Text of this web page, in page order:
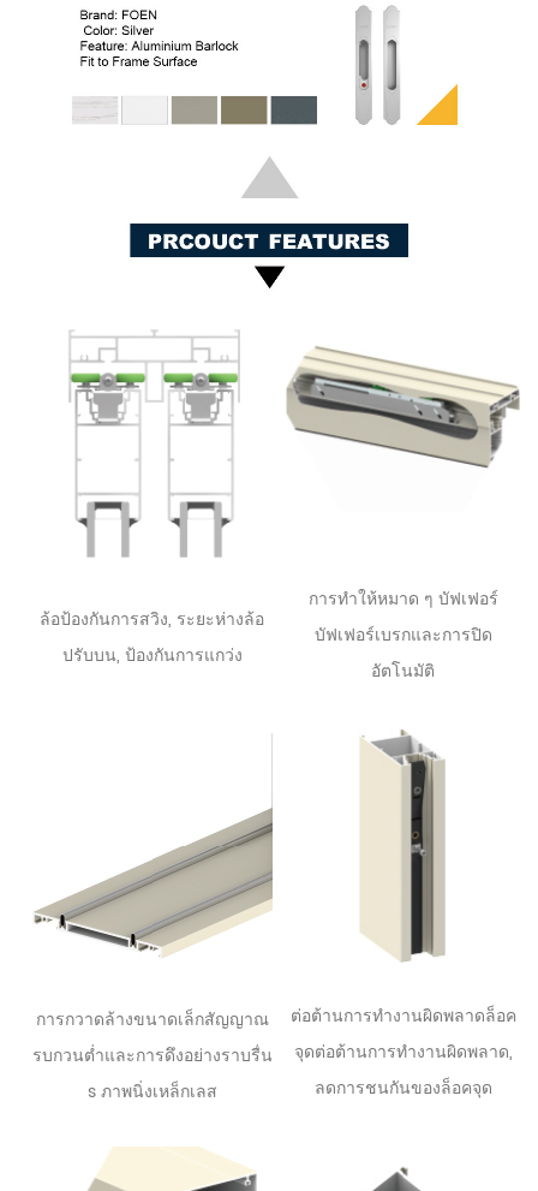
ล้อป้องกันการสวิง, ระยะห่างล้อ
ปรับบน, ป้องกันการแกว่ง
การทำให้หมาด ๆ บัฟเฟอร์
บัฟเฟอร์เบรกและการปิด
อัตโนมัติ
การกวาดล้างขนาดเล็กสัญญาณ
รบกวนต่ำและการดึงอย่างราบรื่น
sภาพนิ่งเหล็กเลส
ต่อต้านการทำงานผิดพลาดล็อค
จุดต่อต้านการทำงานผิดพลาด,
ลดการชนกันของล็อคจุด